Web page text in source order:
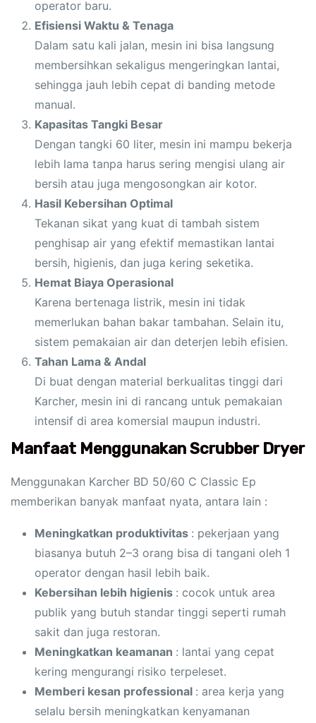
operator baru.
Efisiensi Waktu & Tenaga
Dalam satu kali jalan, mesin ini bisa langsung
membersihkan sekaligus mengeringkan lantai,
sehingga jauh lebih cepat di banding metode
manual.
Kapasitas Tangki Besar
Dengan tangki 60 liter, mesin ini mampu bekerja
lebih lama tanpa harus sering mengisi ulang air
bersih atau juga mengosongkan air kotor.
Hasil Kebersihan Optimal
Tekanan sikat yang kuat di tambah sistem
penghisap air yang efektif memastikan lantai
bersih, higienis, dan juga kering seketika.
Hemat Biaya Operasional
Karena bertenaga listrik, mesin ini tidak
memerlukan bahan bakar tambahan. Selain itu,
sistem pemakaian air dan deterjen lebih efisien.
Tahan Lama & Andal
Di buat dengan material berkualitas tinggi dari
Karcher, mesin ini di rancang untuk pemakaian
intensif di area komersial maupun industri.
Manfaat Menggunakan Scrubber Dryer
Menggunakan Karcher BD 50/60 C Classic Ep
memberikan banyak manfaat nyata, antara lain :
Meningkatkan produktivitas : pekerjaan yang
biasanya butuh 2–3 orang bisa di tangani oleh 1
operator dengan hasil lebih baik.
Kebersihan lebih higienis : cocok untuk area
publik yang butuh standar tinggi seperti rumah
sakit dan juga restoran.
Meningkatkan keamanan : lantai yang cepat
kering mengurangi risiko terpeleset.
Memberi kesan professional : area kerja yang
selalu bersih meningkatkan kenyamanan